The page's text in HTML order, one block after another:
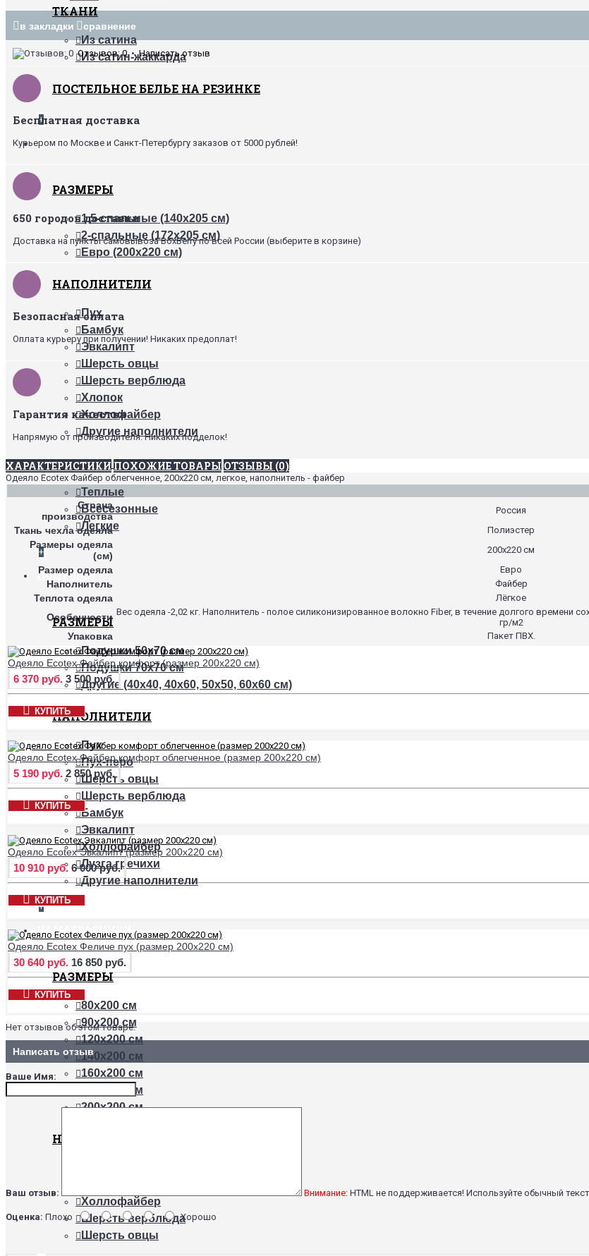
ТКАНИ
Из сатина
Из сатин-жаккарда
ПОСТЕЛЬНОЕ БЕЛЬЕ НА РЕЗИНКЕ
+
ОДЕЯЛА
РАЗМЕРЫ
1,5-спальные (140х205 см)
2-спальные (172х205 см)
Евро (200х220 см)
НАПОЛНИТЕЛИ
Пух
Бамбук
Эвкалипт
Шерсть овцы
Шерсть верблюда
Хлопок
Холлофайбер
Другие наполнители
ТЕПЛОТА ОДЕЯЛ
Теплые
Всесезонные
Легкие
+
ПОДУШКИ
РАЗМЕРЫ
Подушки 50х70 см
Подушки 70х70 см
Другие (40х40, 40х60, 50х50, 60х60 см)
НАПОЛНИТЕЛИ
Пух
Пух-перо
Шерсть овцы
Шерсть верблюда
Бамбук
Эвкалипт
Холлофайбер
Лузга гречихи
Другие наполнители
+
НАМАТРАСНИКИ
РАЗМЕРЫ
80х200 см
90х200 см
120х200 см
140х200 см
160х200 см
180х200 см
200х200 см
НАПОЛНИТЕЛИ
Холлофайбер
Шерсть верблюда
Шерсть овцы
в закладки сравнение
Отзывов: 0•Написать отзыв
Бесплатная доставка
Курьером по Москве и Санкт-Петербургу заказов от 5000 рублей!
650 городов доставки
Доставка на пункты самовывоза BoxBerry по всей России (выберите в корзине)
Безопасная оплата
Оплата курьеру при получении! Никаких предоплат!
Гарантия качества
Напрямую от производителя. Никаких подделок!
ХАРАКТЕРИСТИКИ ПОХОЖИЕ ТОВАРЫ ОТЗЫВЫ (0)
Одеяло Ecotex Файбер облегченное, 200х220 см, легкое, наполнитель - файбер
Страна
производства
Россия
Ткань чехла одеяла Полиэстер
Размеры одеяла
(см)
200х220 см
Размер одеяла Евро
Наполнитель Файбер
Теплота одеяла Лёгкое
Особенности Вес одеяла -2,02 кг. Наполнитель - полое силиконизированное волокно Fiber, в течение долгого времени
гр/м2
Упаковка Пакет ПВХ.
Одеяло Ecotex Файбер комфорт (размер 200х220 см)
6 370 руб. 3 500 руб.
КУПИТЬ
Одеяло Ecotex Файбер комфорт облегченное (размер 200х220 см)
5 190 руб. 2 850 руб.
КУПИТЬ
Одеяло Ecotex Эвкалипт (размер 200х220 см)
10 910 руб. 6 000 руб.
КУПИТЬ
Одеяло Ecotex Феличе пух (размер 200х220 см)
30 640 руб. 16 850 руб.
КУПИТЬ
Нет отзывов об этом товаре.
Написать отзыв
Ваше Имя:
Ваш отзыв: Внимание: HTML не поддерживается! Используйте обычный текст.
Оценка: Плохо Хорошо